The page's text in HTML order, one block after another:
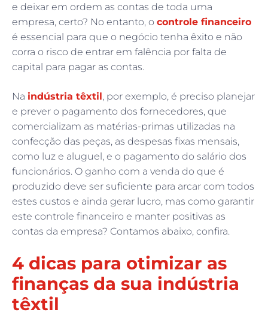
e deixar em ordem as contas de toda uma
empresa, certo? No entanto, o controle financeiro
é essencial para que o negócio tenha êxito e não
corra o risco de entrar em falência por falta de
capital para pagar as contas.
Na indústria têxtil, por exemplo, é preciso planejar
e prever o pagamento dos fornecedores, que
comercializam as matérias-primas utilizadas na
confecção das peças, as despesas fixas mensais,
como luz e aluguel, e o pagamento do salário dos
funcionários. O ganho com a venda do que é
produzido deve ser suficiente para arcar com todos
estes custos e ainda gerar lucro, mas como garantir
este controle financeiro e manter positivas as
contas da empresa? Contamos abaixo, confira.
4 dicas para otimizar as
finanças da sua indústria
têxtil